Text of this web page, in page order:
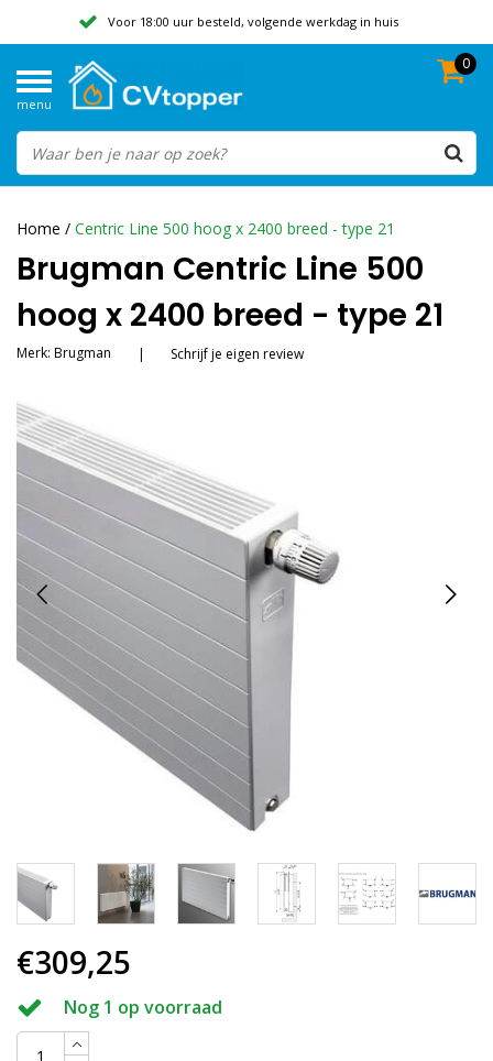
Voor 18:00 uur besteld, volgende werkdag in huis
Beoordeeld met een 9,8
menu
0
Home / Centric Line 500 hoog x 2400 breed - type 21
Brugman Centric Line 500
hoog x 2400 breed - type 21
Merk: Brugman | Schrijf je eigen review
€309,25
Nog 1 op voorraad